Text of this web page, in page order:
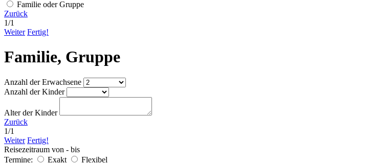
Familie oder Gruppe
Zurück
1/1
Weiter Fertig!
Familie, Gruppe
Anzahl der Erwachsene
Anzahl der Kinder
Alter der Kinder
Zurück
1/1
Weiter Fertig!
Reisezeitraum von - bis
Termine:
Exakt Flexibel